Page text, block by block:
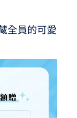
全員的可愛